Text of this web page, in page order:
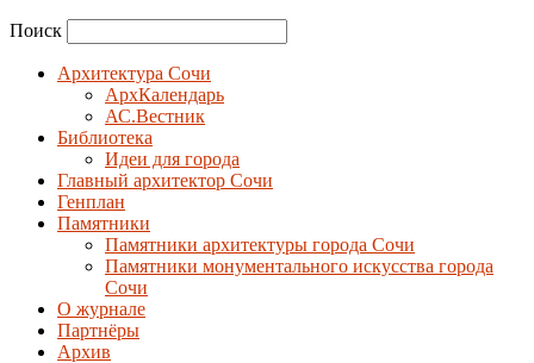
Поиск
Архитектура Сочи
АрхКалендарь
АС.Вестник
Библиотека
Идеи для города
Главный архитектор Сочи
Генплан
Памятники
Памятники архитектуры города Сочи
Памятники монументального искусства города
Сочи
О журнале
Партнёры
Архив